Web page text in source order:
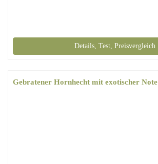
Details, Test, Preisvergleich
Gebratener Hornhecht mit exotischer Note